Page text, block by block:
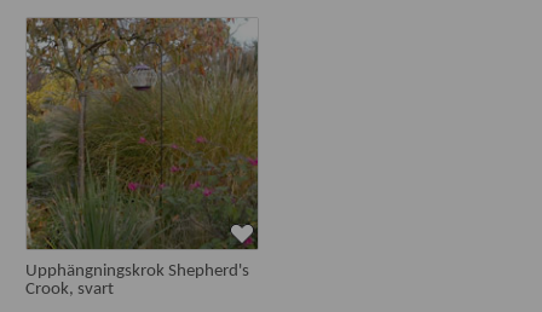
Upphängningskrok Shepherd's
Crook, svart